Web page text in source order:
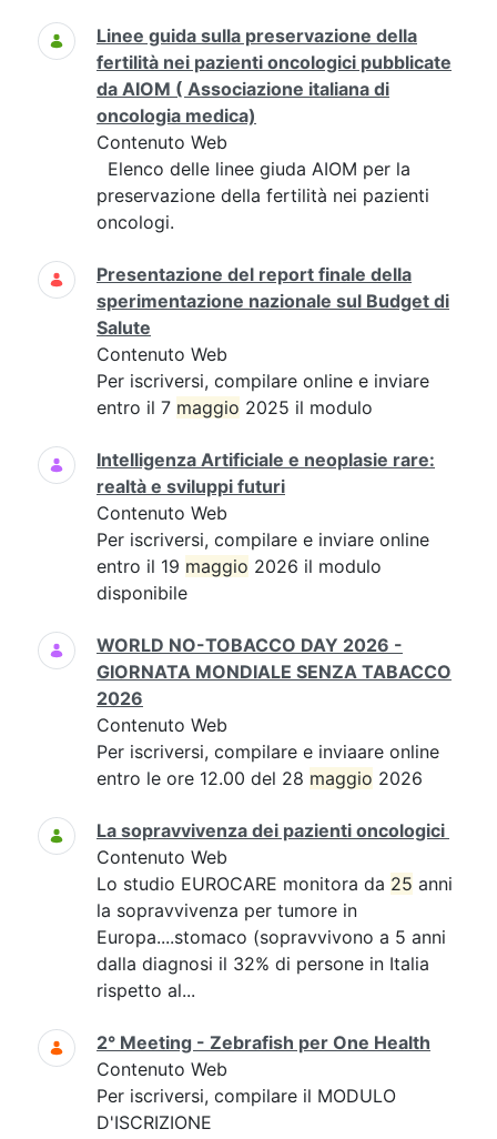
Linee guida sulla preservazione della
fertilità nei pazienti oncologici pubblicate
da AIOM ( Associazione italiana di
oncologia medica)
Contenuto Web
Elenco delle linee giuda AIOM per la
preservazione della fertilità nei pazienti
oncologi.
Presentazione del report finale della
sperimentazione nazionale sul Budget di
Salute
Contenuto Web
Per iscriversi, compilare online e inviare
entro il 7 maggio 2025 il modulo
Intelligenza Artificiale e neoplasie rare:
realtà e sviluppi futuri
Contenuto Web
Per iscriversi, compilare e inviare online
entro il 19 maggio 2026 il modulo
disponibile
WORLD NO-TOBACCO DAY 2026 -
GIORNATA MONDIALE SENZA TABACCO
2026
Contenuto Web
Per iscriversi, compilare e inviaare online
entro le ore 12.00 del 28 maggio 2026
La sopravvivenza dei pazienti oncologici
Contenuto Web
Lo studio EUROCARE monitora da 25 anni
la sopravvivenza per tumore in
Europa....stomaco (sopravvivono a 5 anni
dalla diagnosi il 32% di persone in Italia
rispetto al...
2° Meeting - Zebrafish per One Health
Contenuto Web
Per iscriversi, compilare il MODULO
D'ISCRIZIONE